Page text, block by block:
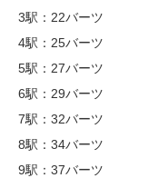
3駅：22バーツ
4駅：25バーツ
5駅：27バーツ
6駅：29バーツ
7駅：32バーツ
8駅：34バーツ
9駅：37バーツ